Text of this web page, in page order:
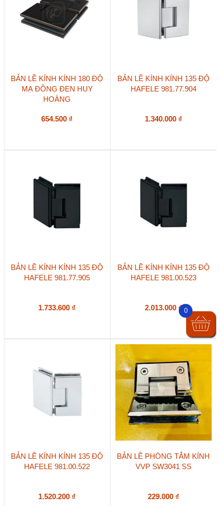
BẢN LỀ KÍNH KÍNH 180 ĐỘ
MẠ ĐỒNG ĐEN HUY
HOÀNG
654.500 ₫
BẢN LỀ KÍNH KÍNH 135 ĐỘ
HAFELE 981.77.904
1.340.000 ₫
BẢN LỀ KÍNH KÍNH 135 ĐỘ
HAFELE 981.77.905
1.733.600 ₫
BẢN LỀ KÍNH KÍNH 135 ĐỘ
HAFELE 981.00.523
2.013.000 ₫
BẢN LỀ KÍNH KÍNH 135 ĐỘ
HAFELE 981.00.522
1.520.200 ₫
BẢN LỀ PHÒNG TẮM KÍNH
VVP SW3041 SS
229.000 ₫
0